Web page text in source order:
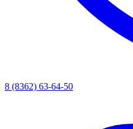
8 (8362) 63-64-50